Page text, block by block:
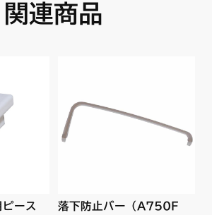
関連商品
ース
落下防止バー（A750F